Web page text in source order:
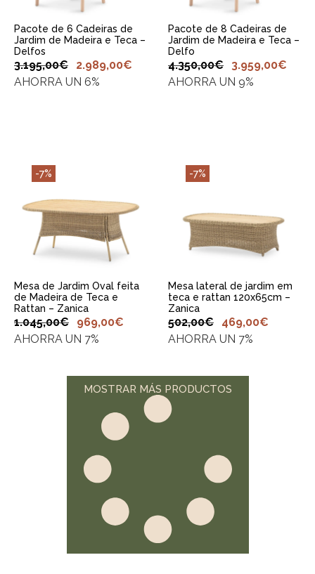
Pacote de 6 Cadeiras de
Jardim de Madeira e Teca –
Delfos
3.195,00€ 2.989,00€
AHORRA UN 6%
Pacote de 8 Cadeiras de
Jardim de Madeira e Teca –
Delfo
4.350,00€ 3.959,00€
AHORRA UN 9%
-7%
ADICIONAR AO
CARRINHO
Mesa de Jardim Oval feita
de Madeira de Teca e
Rattan – Zanica
1.045,00€ 969,00€
AHORRA UN 7%
-7%
CARRINHO
Mesa lateral de jardim em
teca e rattan 120x65cm –
Zanica
502,00€ 469,00€
AHORRA UN 7%
MOSTRAR MÁS PRODUCTOS